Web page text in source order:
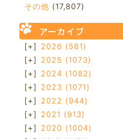
その他 (17,807)
アーカイブ
[+] 2026 (581)
[+] 2025 (1073)
[+] 2024 (1082)
[+] 2023 (1071)
[+] 2022 (944)
[+] 2021 (913)
[+] 2020 (1004)